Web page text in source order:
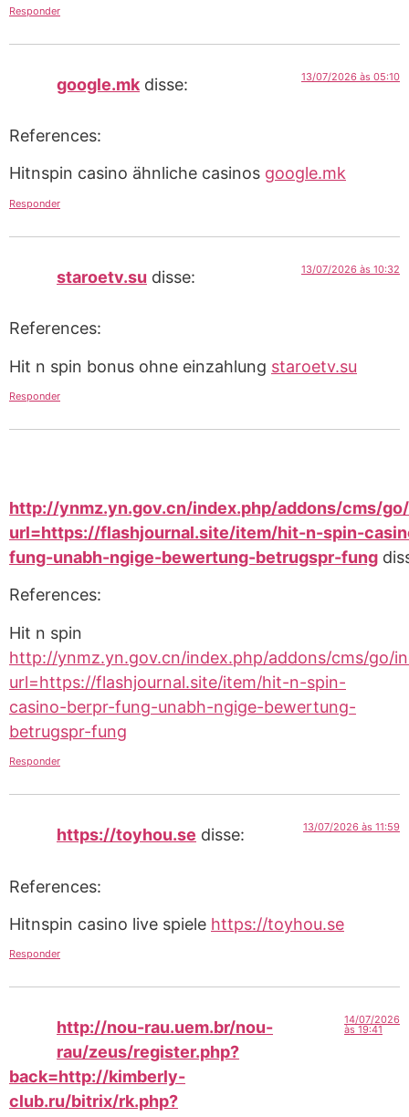
Responder
google.mk disse: 13/07/2026 às 05:10
References:
Hitnspin casino ähnliche casinos google.mk
Responder
staroetv.su disse: 13/07/2026 às 10:32
References:
Hit n spin bonus ohne einzahlung staroetv.su
Responder
http://ynmz.yn.gov.cn/index.php/addons/cms/
url=https://flashjournal.site/item/hit-n-spin-
fung-unabh-ngige-bewertung-betrugspr-fung
References:
Hit n spin
http://ynmz.yn.gov.cn/index.php/addons/cms/go/
url=https://flashjournal.site/item/hit-n-spin-
casino-berpr-fung-unabh-ngige-bewertung-
betrugspr-fung
Responder
https://toyhou.se disse: 13/07/2026 às 11:59
References:
Hitnspin casino live spiele https://toyhou.se
Responder
http://nou-rau.uem.br/nou-
rau/zeus/register.php?
back=http://kimberly-
club.ru/bitrix/rk.php?
14/07/2026
às 19:41